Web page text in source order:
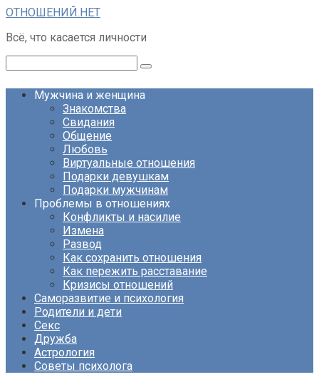
Перейти
контенту
ОТНОШЕНИЙ.НЕТ
Всё, что касается личности
Мужчина и женщина
Знакомства
Свидания
Общение
Любовь
Виртуальные отношения
Подарки девушкам
Подарки мужчинам
Проблемы в отношениях
Конфликты и насилие
Измена
Развод
Как сохранить отношения
Как пережить расставание
Кризисы отношений
Саморазвитие и психология
Родители и дети
Секс
Дружба
Астрология
Советы психолога